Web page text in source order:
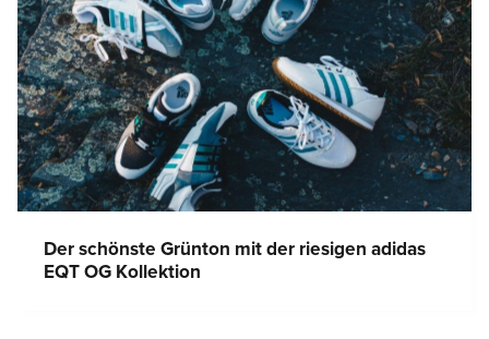
Der schönste Grünton mit der riesigen adidas
EQT OG Kollektion